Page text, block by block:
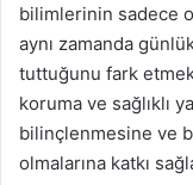
bilimlerinin sadece
aynı zamanda
tuttuğunu fark
koruma ve sağlıklı
bilinçlenmesine ve
olmalarına katkı